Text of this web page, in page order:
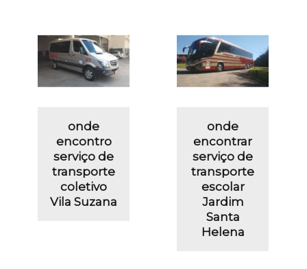
onde
encontro
serviço de
transporte
coletivo
Vila Suzana
onde
encontrar
serviço de
transporte
escolar
Jardim
Santa
Helena